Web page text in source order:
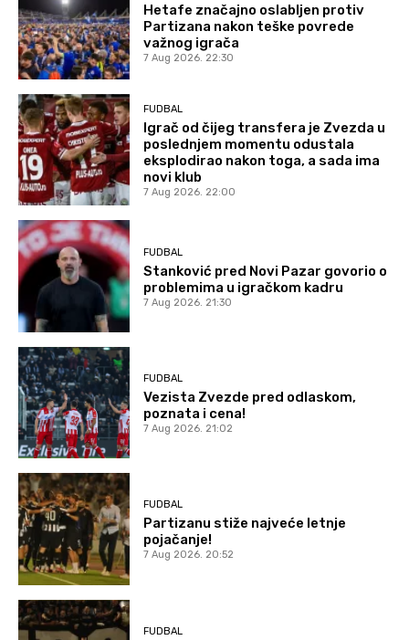
Hetafe značajno oslabljen protiv
Partizana nakon teške povrede
važnog igrača
7 Aug 2026. 22:30
FUDBAL
Igrač od čijeg transfera je Zvezda u
poslednjem momentu odustala
eksplodirao nakon toga, a sada ima
novi klub
7 Aug 2026. 22:00
FUDBAL
Stanković pred Novi Pazar govorio o
problemima u igračkom kadru
7 Aug 2026. 21:30
FUDBAL
Vezista Zvezde pred odlaskom,
poznata i cena!
7 Aug 2026. 21:02
FUDBAL
Partizanu stiže najveće letnje
pojačanje!
7 Aug 2026. 20:52
FUDBAL